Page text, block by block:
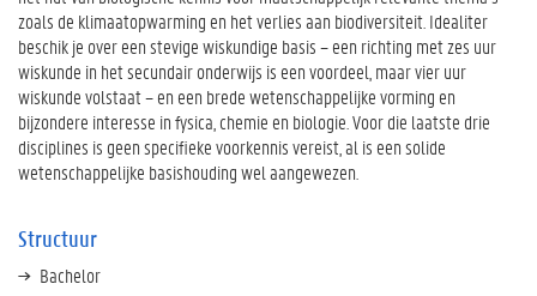
zoals de klimaatopwarming en het verlies aan biodiversiteit. Idealiter
beschik je over een stevige wiskundige basis – een richting met zes uur
wiskunde in het secundair onderwijs is een voordeel, maar vier uur
wiskunde volstaat – en een brede weten­schappelijke vorming en
bijzondere interesse in fysica, chemie en biologie. Voor die laatste drie
disciplines is geen specifieke voorkennis vereist, al is een solide
wetenschappelijke basishouding wel aangewezen.
Structuur
Bachelor